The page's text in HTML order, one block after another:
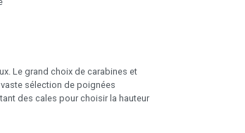
Le grand choix de carabines et
sélection de poignées
des cales pour choisir la hauteur